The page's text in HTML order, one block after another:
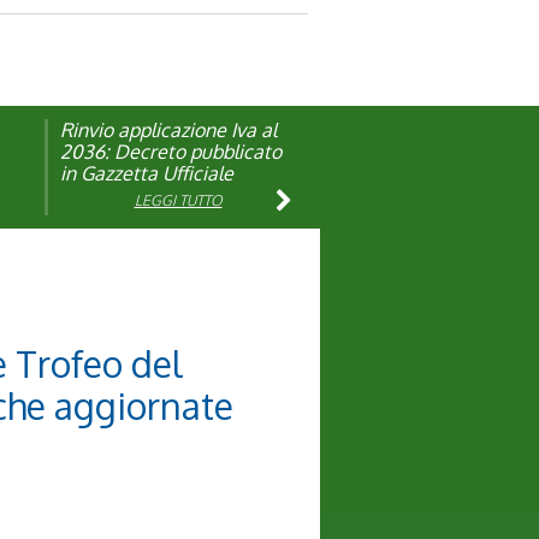
Rinvio applicazione Iva al
2036: Decreto pubblicato
in Gazzetta Ufficiale
LEGGI TUTTO
Visita veterinaria annuale
LEGGI TUTTO
Trofeo del
aggiornate